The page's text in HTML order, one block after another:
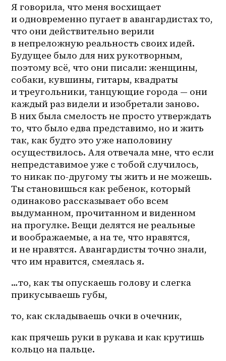
Я говорила, что меня восхищает
и одновременно пугает в авангардистах то,
что они действительно верили
в непреложную реальность своих идей.
Будущее было для них рукотворным,
поэтому всё, что они писали: женщины,
собаки, кувшины, гитары, квадраты
и треугольники, танцующие города — они
каждый раз видели и изобретали заново.
В них была смелость не просто утверждать
то, что было едва представимо, но и жить
так, как будто это уже наполовину
осуществилось. Аля отвечала мне, что если
непредставимое уже с тобой случилось,
то никак по-другому ты жить и не можешь.
Ты становишься как ребенок, который
одинаково рассказывает обо всем
выдуманном, прочитанном и виденном
на прогулке. Вещи делятся не реальные
и воображаемые, а на те, что нравятся,
и не нравятся. Авангардисты точно знали,
что им нравится, смеялась я.
…то, как ты опускаешь голову и слегка
прикусываешь губы,
то, как складываешь очки в очечник,
как прячешь руки в рукава и как крутишь
кольцо на пальце.